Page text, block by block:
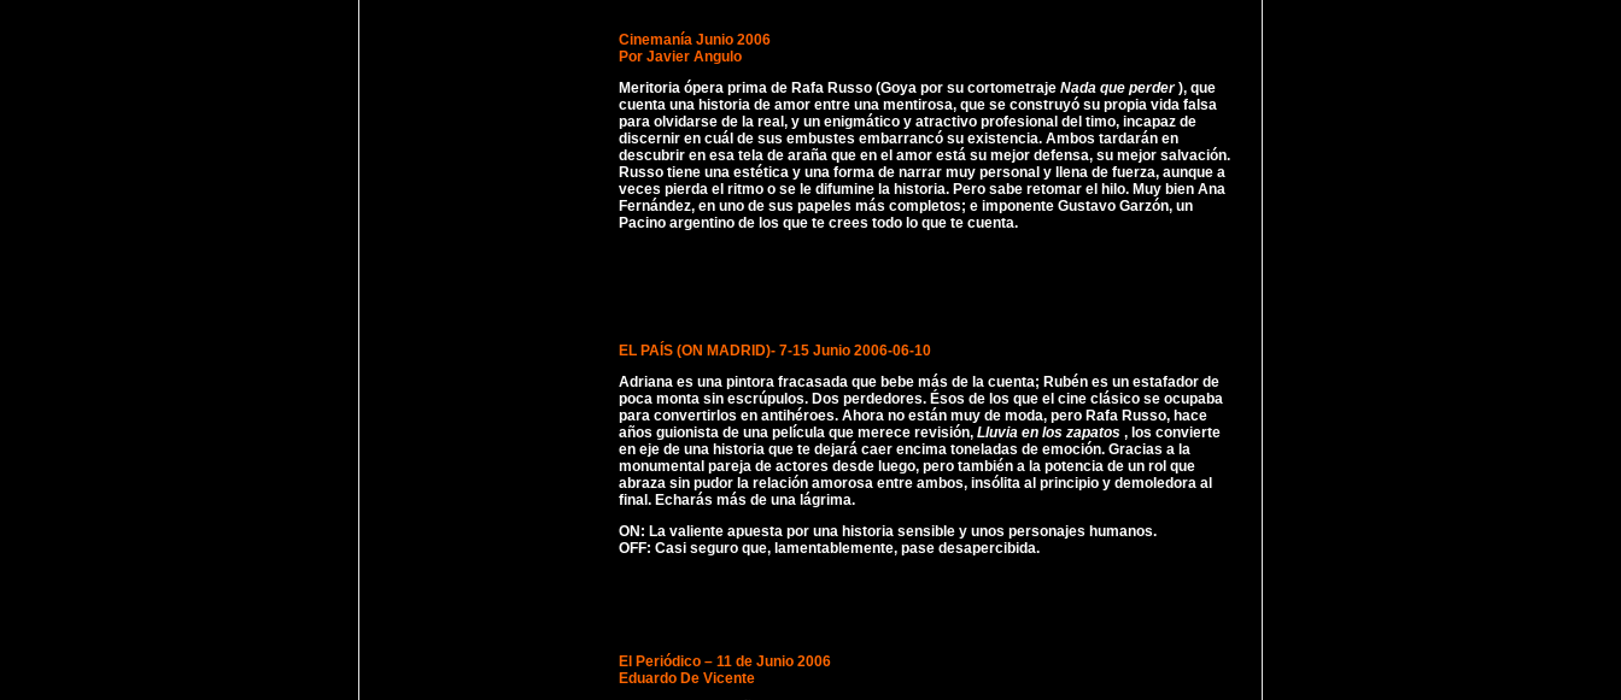
Cinemanía Junio 2006
Por Javier Angulo
Meritoria ópera prima de Rafa Russo (Goya por su cortometraje Nada que perder), que
cuenta una historia de amor entre una mentirosa, que se construyó su propia vida falsa
para olvidarse de la real, y un enigmático y atractivo profesional del timo, incapaz de
discernir en cuál de sus embustes embarrancó su existencia. Ambos tardarán en
descubrir en esa tela de araña que en el amor está su mejor defensa, su mejor salvación.
Russo tiene una estética y una forma de narrar muy personal y llena de fuerza, aunque a
veces pierda el ritmo o se le difumine la historia. Pero sabe retomar el hilo. Muy bien Ana
Fernández, en uno de sus papeles más completos; e imponente Gustavo Garzón, un
Pacino argentino de los que te crees todo lo que te cuenta.
EL PAÍS (ON MADRID)- 7-15 Junio 2006-06-10
Adriana es una pintora fracasada que bebe más de la cuenta; Rubén es un estafador de
poca monta sin escrúpulos. Dos perdedores. Ésos de los que el cine clásico se ocupaba
para convertirlos en antihéroes. Ahora no están muy de moda, pero Rafa Russo, hace
años guionista de una película que merece revisión, Lluvia en los zapatos , los convierte
en eje de una historia que te dejará caer encima toneladas de emoción. Gracias a la
monumental pareja de actores desde luego, pero también a la potencia de un rol que
abraza sin pudor la relación amorosa entre ambos, insólita al principio y demoledora al
final. Echarás más de una lágrima.
ON: La valiente apuesta por una historia sensible y unos personajes humanos.
OFF: Casi seguro que, lamentablemente, pase desapercibida.
El Periódico – 11 de Junio 2006
Eduardo De Vicente